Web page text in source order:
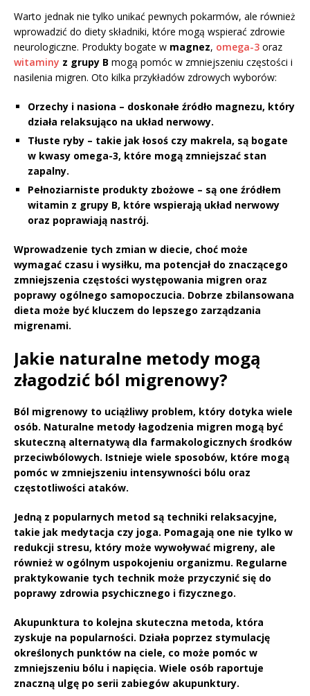
Warto jednak nie tylko unikać pewnych pokarmów, ale również
wprowadzić do diety składniki, które mogą wspierać zdrowie
neurologiczne. Produkty bogate w magnez, omega-3 oraz
witaminy z grupy B mogą pomóc w zmniejszeniu częstości i
nasilenia migren. Oto kilka przykładów zdrowych wyborów:
Orzechy i nasiona – doskonałe źródło magnezu, który
działa relaksująco na układ nerwowy.
Tłuste ryby – takie jak łosoś czy makrela, są bogate
w kwasy omega-3, które mogą zmniejszać stan
zapalny.
Pełnoziarniste produkty zbożowe – są one źródłem
witamin z grupy B, które wspierają układ nerwowy
oraz poprawiają nastrój.
Wprowadzenie tych zmian w diecie, choć może
wymagać czasu i wysiłku, ma potencjał do znaczącego
zmniejszenia częstości występowania migren oraz
poprawy ogólnego samopoczucia. Dobrze zbilansowana
dieta może być kluczem do lepszego zarządzania
migrenami.
Jakie naturalne metody mogą
złagodzić ból migrenowy?
Ból migrenowy to uciążliwy problem, który dotyka wiele
osób. Naturalne metody łagodzenia migren mogą być
skuteczną alternatywą dla farmakologicznych środków
przeciwbólowych. Istnieje wiele sposobów, które mogą
pomóc w zmniejszeniu intensywności bólu oraz
częstotliwości ataków.
Jedną z popularnych metod są techniki relaksacyjne,
takie jak medytacja czy joga. Pomagają one nie tylko w
redukcji stresu, który może wywoływać migreny, ale
również w ogólnym uspokojeniu organizmu. Regularne
praktykowanie tych technik może przyczynić się do
poprawy zdrowia psychicznego i fizycznego.
Akupunktura to kolejna skuteczna metoda, która
zyskuje na popularności. Działa poprzez stymulację
określonych punktów na ciele, co może pomóc w
zmniejszeniu bólu i napięcia. Wiele osób raportuje
znaczną ulgę po serii zabiegów akupunktury.